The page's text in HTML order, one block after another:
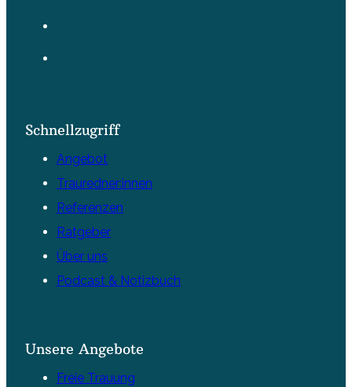
Schnellzugriff
Angebot
Trauredner:innen
Referenzen
Ratgeber
Über uns
Podcast & Notizbuch
Unsere Angebote
Freie Trauung